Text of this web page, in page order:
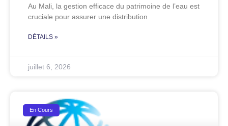
Au Mali, la gestion efficace du patrimoine de l’eau est
cruciale pour assurer une distribution
DÉTAILS »
juillet 6, 2026
En Cours